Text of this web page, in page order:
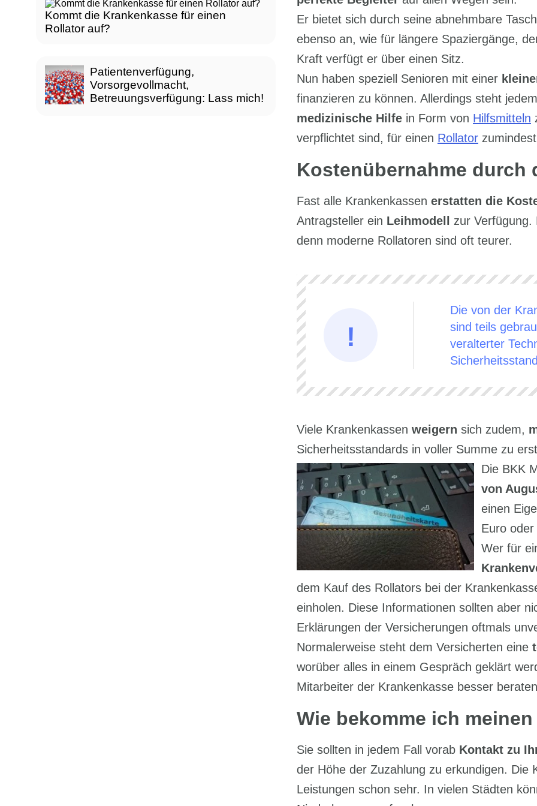
Kommt die Krankenkasse für einen
Rollator auf?
Patientenverfügung,
Vorsorgevollmacht,
Betreuungsverfügung: Lass mich!
Er bietet sich durch seine abnehmbare
ebenso an, wie für längere Spaziergänge,
Kraft verfügt er über einen Sitz.
Nun haben speziell Senioren mit einer
finanzieren zu können. Allerdings steht
medizinische Hilfe in Form von Hilfsmitteln
verpflichtet sind, für einen Rollator
Kostenübernahme durch
Fast alle Krankenkassen erstatten die
Antragsteller ein Leihmodell
zur Verfügung.
denn moderne Rollatoren sind oft teurer.
Die von der
sind teils
veralterter
Viele Krankenkassen weigern sich zudem,
Sicherheitsstandards in voller Summe zu
Die BKK
von
einen
Euro
Wer für
dem Kauf des Rollators bei der
einholen. Diese Informationen sollten aber
Erklärungen der Versicherungen oftmals
Normalerweise steht dem Versicherten eine
worüber alles in einem Gespräch geklärt
Mitarbeiter der Krankenkasse besser
Wie bekomme ich
Sie sollten in jedem Fall vorab Kontakt zu
der Höhe der Zuzahlung zu erkundigen. Die
Leistungen schon sehr. In vielen Städten